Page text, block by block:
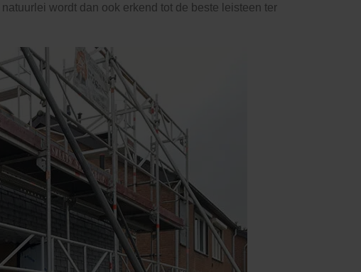
wordt dan ook erkend tot de beste leisteen ter